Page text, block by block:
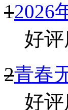
好评
好